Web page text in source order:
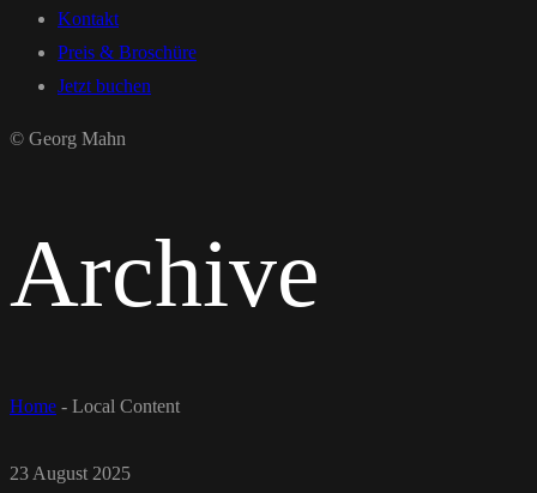
Kontakt
Preis & Broschüre
Jetzt buchen
© Georg Mahn
Archive
Home - Local Content
23 August 2025